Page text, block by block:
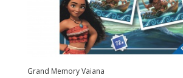
Grand Memory Vaiana